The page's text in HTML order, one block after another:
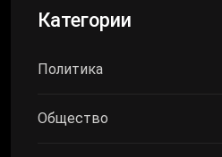
Категории
Политика
Общество